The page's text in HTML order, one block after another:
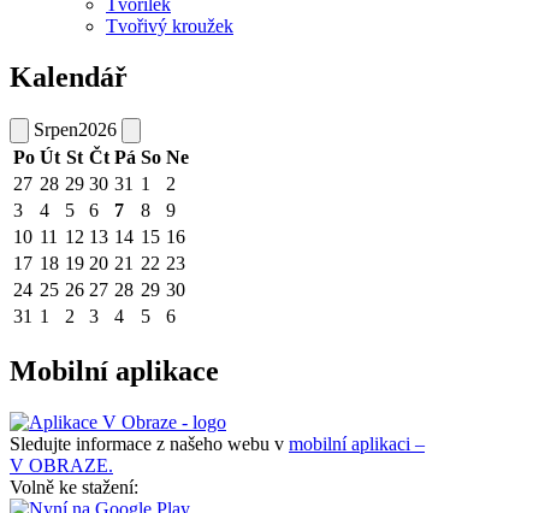
Tvořílek
Tvořivý kroužek
Kalendář
Srpen2026
Po Út St Čt Pá So Ne
27 28 29 30 31 1
2
3
4 5 6 7 8
9
10 11 12 13 14 15 16
17 18 19 20 21 22 23
24 25 26 27 28 29 30
31 1 2 3 4 5 6
Mobilní aplikace
Sledujte informace z našeho webu v mobilní aplikaci –
V OBRAZE.
Volně ke stažení: